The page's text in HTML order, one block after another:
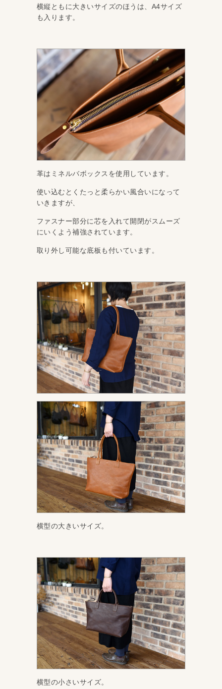
横縦ともに大きいサイズのほうは、A4サイズ
も入ります。
革はミネルバボックスを使用しています。
使い込むとくたっと柔らかい風合いになって
いきますが、
ファスナー部分に芯を入れて開閉がスムーズ
にいくよう補強されています。
取り外し可能な底板も付いています。
横型の大きいサイズ。
横型の小さいサイズ。